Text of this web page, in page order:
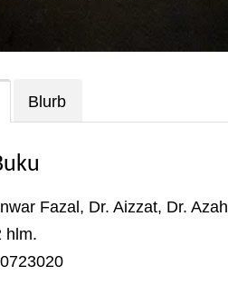
Blurb
Fazal, Dr. Aizzat, Dr. Azah
hlm.